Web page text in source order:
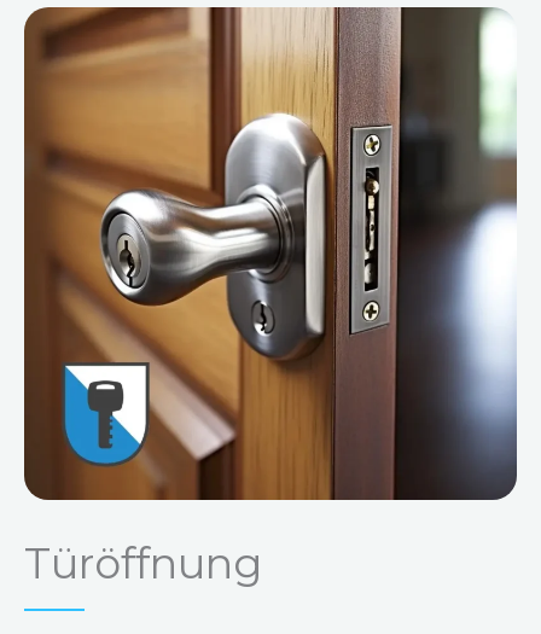
Türöffnung